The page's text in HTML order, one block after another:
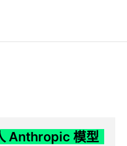
Anthropic 模型